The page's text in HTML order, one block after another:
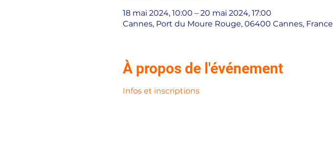
18 mai 2024, 10:00 – 20 mai 2024, 17:00
Cannes, Port du Moure Rouge, 06400 Cannes, France
À propos de l'événement
Infos et inscriptions